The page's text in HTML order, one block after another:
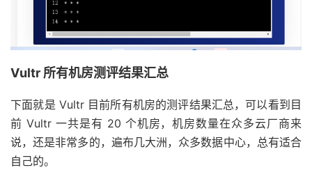
Vultr 所有机房测评结果汇总
下面就是 Vultr 目前所有机房的测评结果汇总，可以看到目
前 Vultr 一共是有 20 个机房，机房数量在众多云厂商来
说，还是非常多的，遍布几大洲，众多数据中心，总有适合
自己的。